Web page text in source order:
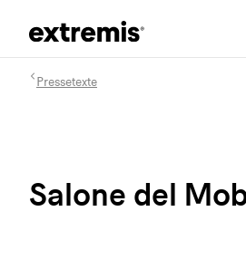
Pressetexte
Salone del